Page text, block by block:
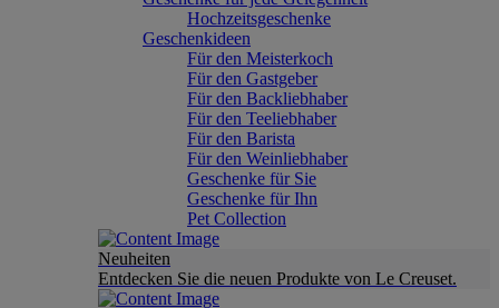
Hochzeitsgeschenke
Geschenkideen
Für den Meisterkoch
Für den Gastgeber
Für den Backliebhaber
Für den Teeliebhaber
Für den Barista
Für den Weinliebhaber
Geschenke für Sie
Geschenke für Ihn
Pet Collection
Neuheiten
Entdecken Sie die neuen Produkte von Le Creuset.